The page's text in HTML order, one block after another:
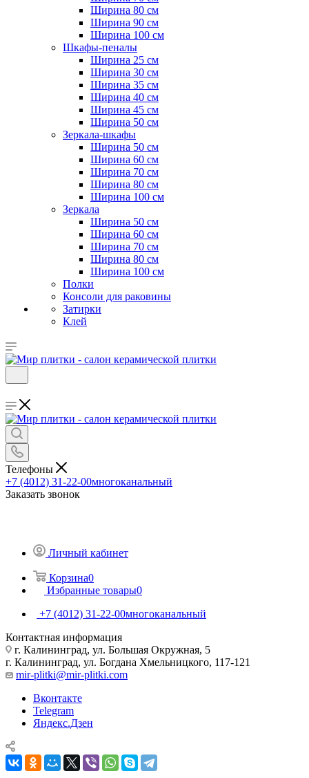
Ширина 80 см
Ширина 90 см
Ширина 100 см
Шкафы-пеналы
Ширина 25 см
Ширина 30 см
Ширина 35 см
Ширина 40 см
Ширина 45 см
Ширина 50 см
Зеркала-шкафы
Ширина 50 см
Ширина 60 см
Ширина 70 см
Ширина 80 см
Ширина 100 см
Зеркала
Ширина 50 см
Ширина 60 см
Ширина 70 см
Ширина 80 см
Ширина 100 см
Полки
Консоли для раковины
Затирки
Клей
Телефоны
+7 (4012) 31-22-00многоканальный
Заказать звонок
Личный кабинет
Корзина0
Избранные товары0
+7 (4012) 31-22-00многоканальный
Контактная информация
г. Калининград, ул. Большая Окружная, 5
г. Калининград, ул. Богдана Хмельницкого, 117-121
mir-plitki@mir-plitki.com
Вконтакте
Telegram
Яндекс.Дзен